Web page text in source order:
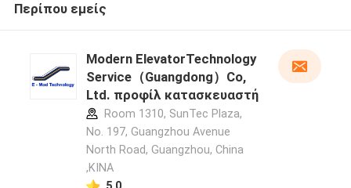
Περίπου εμείς
Modern ElevatorTechnology
Service（Guangdong）Co,
Ltd. προφίλ κατασκευαστή
Room 1310, SunTec Plaza,
No. 197, Guangzhou Avenue
North Road, Guangzhou, China
,ΚΙΝΑ